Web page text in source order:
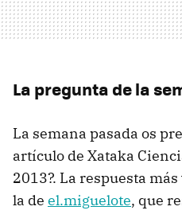
La pregunta de la
La semana pasada os
artículo de Xataka
2013?. La respuesta
la de el.miguelote, que